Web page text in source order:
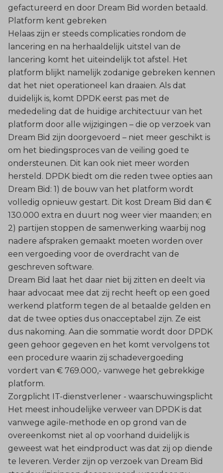
gefactureerd en door Dream Bid worden betaald.
Platform kent gebreken
Helaas zijn er steeds complicaties rondom de
lancering en na herhaaldelijk uitstel van de
lancering komt het uiteindelijk tot afstel. Het
platform blijkt namelijk zodanige gebreken kennen
dat het niet operationeel kan draaien. Als dat
duidelijk is, komt DPDK eerst pas met de
mededeling dat de huidige architectuur van het
platform door alle wijzigingen – die op verzoek van
Dream Bid zijn doorgevoerd – niet meer geschikt is
om het biedingsproces van de veiling goed te
ondersteunen. Dit kan ook niet meer worden
hersteld. DPDK biedt om die reden twee opties aan
Dream Bid: 1) de bouw van het platform wordt
volledig opnieuw gestart. Dit kost Dream Bid dan €
130.000 extra en duurt nog weer vier maanden; en
2) partijen stoppen de samenwerking waarbij nog
nadere afspraken gemaakt moeten worden over
een vergoeding voor de overdracht van de
geschreven software.
Dream Bid laat het daar niet bij zitten en deelt via
haar advocaat mee dat zij recht heeft op een goed
werkend platform tegen de al betaalde gelden en
dat de twee opties dus onacceptabel zijn. Ze eist
dus nakoming. Aan die sommatie wordt door DPDK
geen gehoor gegeven en het komt vervolgens tot
een procedure waarin zij schadevergoeding
vordert van € 769.000,- vanwege het gebrekkige
platform.
Zorgplicht IT-dienstverlener - waarschuwingsplicht
Het meest inhoudelijke verweer van DPDK is dat
vanwege agile-methode en op grond van de
overeenkomst niet al op voorhand duidelijk is
geweest wat het eindproduct was dat zij op diende
te leveren. Verder zijn op verzoek van Dream Bid